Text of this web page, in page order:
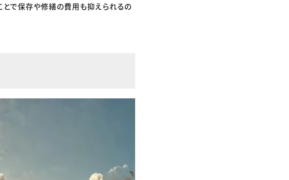
とで保存や修繕の費用も抑えられるの